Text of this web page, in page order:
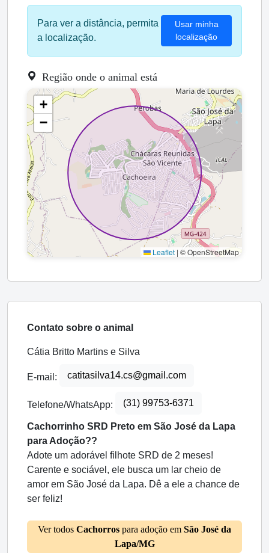
Para ver a distância, permita
a localização.
Usar minha
localização
Região onde o animal está
+
−
Leaflet | © OpenStreetMap
Contato sobre o animal
Cátia Britto Martins e Silva
E-mail: catitasilva14.cs@gmail.com
Telefone/WhatsApp: (31) 99753-6371
Cachorrinho SRD Preto em São José da Lapa
para Adoção??
Adote um adorável filhote SRD de 2 meses!
Carente e sociável, ele busca um lar cheio de
amor em São José da Lapa. Dê a ele a chance de
ser feliz!
Ver todos Cachorros para adoção em São José da
Lapa/MG